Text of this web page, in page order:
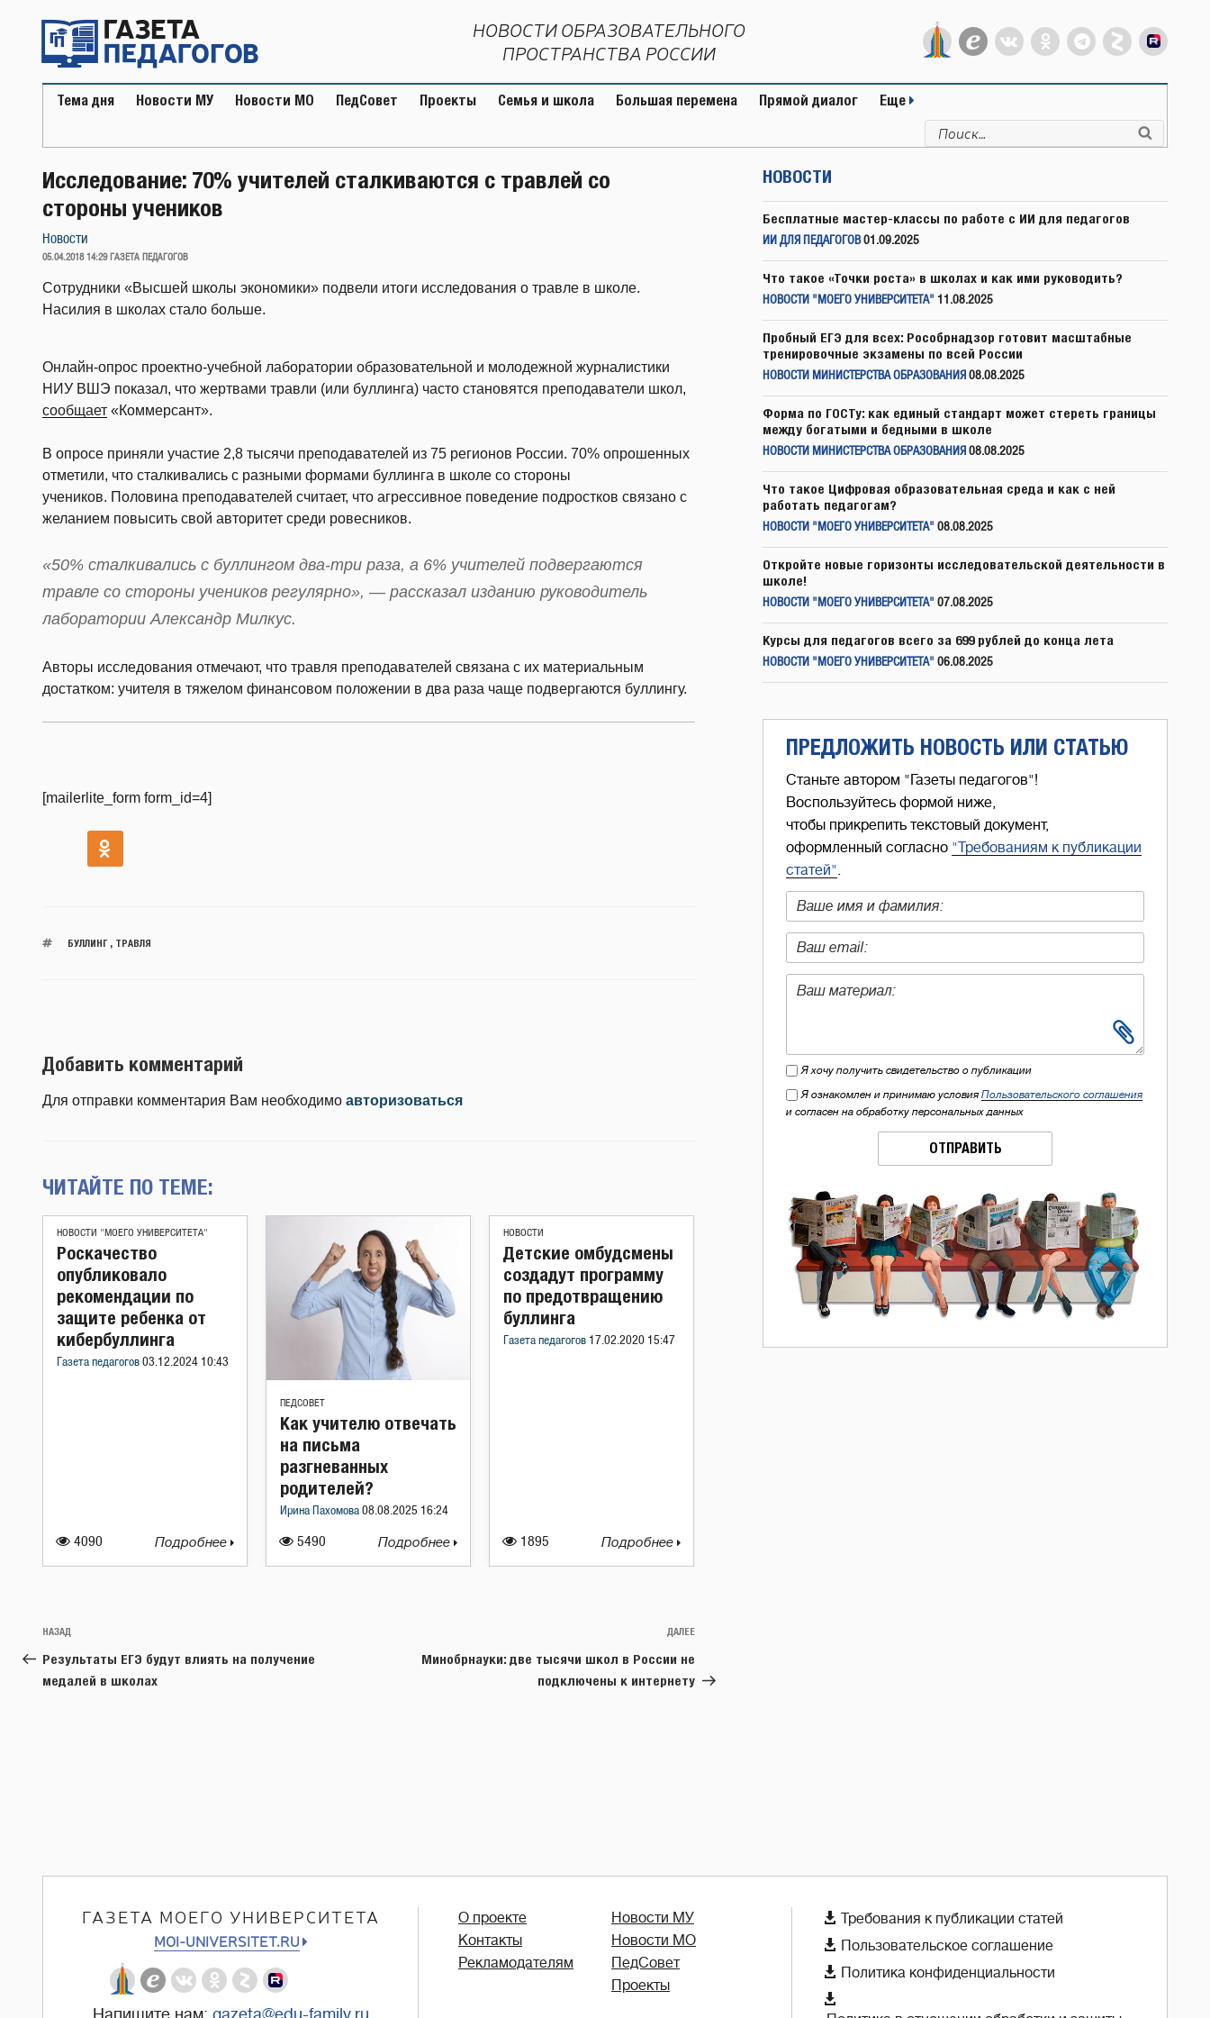
содержимому
НОВОСТИ ОБРАЗОВАТЕЛЬНОГО
ПРОСТРАНСТВА РОССИИ
Тема дня Новости МУ Новости МО ПедСовет Проекты Семья и школа Большая перемена Прямой диалог Еще
Искать:
Исследование: 70% учителей сталкиваются с травлей со
стороны учеников
Новости
ОПУБЛИКОВАНО
05.04.2018 14:29 ГАЗЕТА ПЕДАГОГОВ
Сотрудники «Высшей школы экономики» подвели итоги исследования о травле в школе.
Насилия в школах стало больше.
Онлайн-опрос проектно-учебной лаборатории образовательной и молодежной журналистики
НИУ ВШЭ показал, что жертвами травли (или буллинга) часто становятся преподаватели школ,
сообщает «Коммерсант».
В опросе приняли участие 2,8 тысячи преподавателей из 75 регионов России. 70% опрошенных
отметили, что сталкивались с разными формами буллинга в школе со стороны
учеников. Половина преподавателей считает, что агрессивное поведение подростков связано с
желанием повысить свой авторитет среди ровесников.
«50% сталкивались с буллингом два-три раза, а 6% учителей подвергаются
травле со стороны учеников регулярно», — рассказал изданию руководитель
лаборатории Александр Милкус.
Авторы исследования отмечают, что травля преподавателей связана с их материальным
достатком: учителя в тяжелом финансовом положении в два раза чаще подвергаются буллингу.
[mailerlite_form form_id=4]
БУЛЛИНГ, ТРАВЛЯ
Добавить комментарий
Для отправки комментария Вам необходимо авторизоваться
ЧИТАЙТЕ ПО ТЕМЕ:
НОВОСТИ "МОЕГО УНИВЕРСИТЕТА"
4090
Роскачество
опубликовало
рекомендации по
защите ребенка от
кибербуллинга
Газета педагогов 03.12.2024 10:43
Подробнее
ПЕДСОВЕТ
5490
Как учителю отвечать
на письма
разгневанных
родителей?
Ирина Пахомова 08.08.2025 16:24
Подробнее
НОВОСТИ
1895
Детские омбудсмены
создадут программу
по предотвращению
буллинга
Газета педагогов 17.02.2020 15:47
Подробнее
Навигация
по
записям
Предыдущая
запись:
НАЗАД
Результаты ЕГЭ будут влиять на получение
медалей в школах
Следующая
ДАЛЕЕ
Минобрнауки: две тысячи школ в России не
подключены к интернету
НОВОСТИ
Бесплатные мастер-классы по работе с ИИ для педагогов
ИИ ДЛЯ ПЕДАГОГОВ 01.09.2025
Что такое «Точки роста» в школах и как ими руководить?
НОВОСТИ "МОЕГО УНИВЕРСИТЕТА" 11.08.2025
Пробный ЕГЭ для всех: Рособрнадзор готовит масштабные
тренировочные экзамены по всей России
НОВОСТИ МИНИСТЕРСТВА ОБРАЗОВАНИЯ 08.08.2025
Форма по ГОСТу: как единый стандарт может стереть границы
между богатыми и бедными в школе
НОВОСТИ МИНИСТЕРСТВА ОБРАЗОВАНИЯ 08.08.2025
Что такое Цифровая образовательная среда и как с ней
работать педагогам?
НОВОСТИ "МОЕГО УНИВЕРСИТЕТА" 08.08.2025
Откройте новые горизонты исследовательской деятельности в
школе!
НОВОСТИ "МОЕГО УНИВЕРСИТЕТА" 07.08.2025
Курсы для педагогов всего за 699 рублей до конца лета
НОВОСТИ "МОЕГО УНИВЕРСИТЕТА" 06.08.2025
ПРЕДЛОЖИТЬ НОВОСТЬ ИЛИ СТАТЬЮ
Станьте автором "Газеты педагогов"!
Воспользуйтесь формой ниже,
чтобы прикрепить текстовый документ,
оформленный согласно "Требованиям к публикации
статей".
Я хочу получить свидетельство о публикации
Я ознакомлен и принимаю условия Пользовательского соглашения
и согласен на обработку персональных данных
ОТПРАВИТЬ
ГАЗЕТА МОЕГО УНИВЕРСИТЕТА
MOI-UNIVERSITET.RU
Напишите нам: gazeta@edu-family.ru
О проекте
Контакты
Рекламодателям
Новости МУ
Новости МО
ПедСовет
Проекты
 Требования к публикации статей
 Пользовательское соглашение
 Политика конфиденциальности
